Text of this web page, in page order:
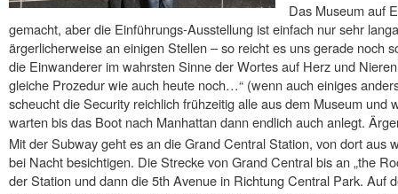
Das Museum auf
gemacht, aber die Einführungs-Ausstellung ist einfach nur sehr
ärgerlicherweise an einigen Stellen – so reicht es uns gerade noch
die Einwanderer im wahrsten Sinne der Wortes auf Herz und
gleiche Prozedur wie auch heute noch…“ (wenn auch einiges
scheucht die Security reichlich frühzeitig alle aus dem Museum und
warten bis das Boot nach Manhattan dann endlich auch anlegt.
Mit der Subway geht es an die Grand Central Station, von dort aus
bei Nacht besichtigen. Die Strecke von Grand Central bis an „the
der Station und dann die 5th Avenue in Richtung Central Park. Auf